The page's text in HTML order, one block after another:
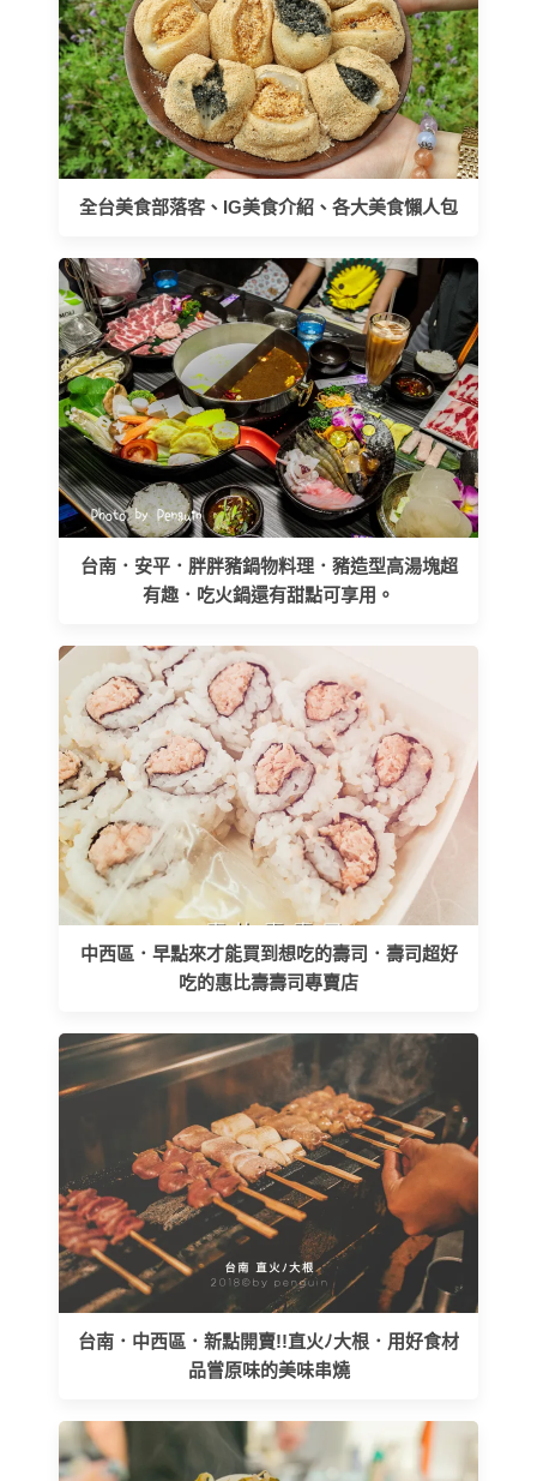
全台美食部落客、IG美食介紹、各大美食懶人包
台南．安平．胖胖豬鍋物料理．豬造型高湯塊超
有趣．吃火鍋還有甜點可享用。
中西區．早點來才能買到想吃的壽司．壽司超好
吃的惠比壽壽司專賣店
台南．中西區．新點開賣!!直火ﾉ大根．用好食材
品嘗原味的美味串燒